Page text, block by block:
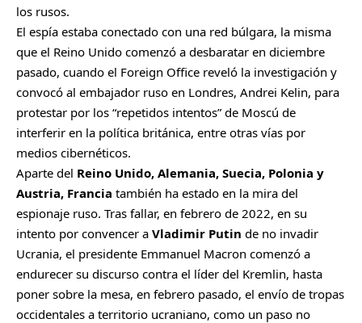
los rusos.
El espía estaba conectado con una red búlgara, la misma
que el Reino Unido comenzó a desbaratar en diciembre
pasado, cuando el Foreign Office reveló la investigación y
convocó al embajador ruso en Londres, Andrei Kelin, para
protestar por los “repetidos intentos” de Moscú de
interferir en la política británica, entre otras vías por
medios cibernéticos.
Aparte del Reino Unido, Alemania, Suecia, Polonia y
Austria, Francia también ha estado en la mira del
espionaje ruso. Tras fallar, en febrero de 2022, en su
intento por convencer a Vladimir Putin de no invadir
Ucrania, el presidente Emmanuel Macron comenzó a
endurecer su discurso contra el líder del Kremlin, hasta
poner sobre la mesa, en febrero pasado, el envío de tropas
occidentales a territorio ucraniano, como un paso no